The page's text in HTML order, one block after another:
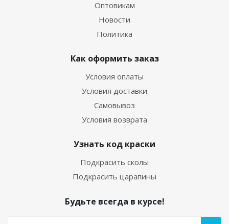
Оптовикам
Новости
Политика
Как оформить заказ
Условия оплаты
Условия доставки
Самовывоз
Условия возврата
Узнать код краски
Подкрасить сколы
Подкрасить царапины
Будьте всегда в курсе!